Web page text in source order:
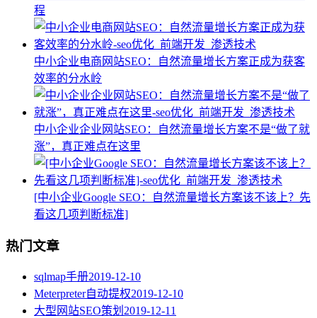
程
中小企业电商网站SEO：自然流量增长方案正成为获客
效率的分水岭
中小企业企业网站SEO：自然流量增长方案不是“做了就
涨”，真正难点在这里
[中小企业Google SEO：自然流量增长方案该不该上？先
看这几项判断标准]
热门文章
sqlmap手册2019-12-10
Meterpreter自动提权2019-12-10
大型网站SEO策划 2019-12-11